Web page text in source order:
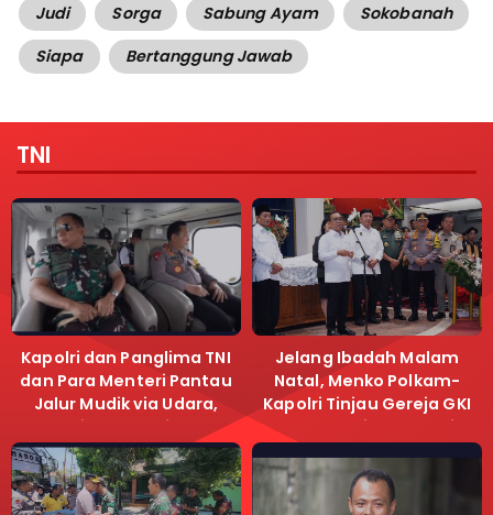
Judi Sorga Sabung Ayam
Sokobanah
Siapa
Bertanggung Jawab
TNI
Kapolri dan Panglima TNI
dan Para Menteri Pantau
Jalur Mudik via Udara,
Pastikan Lalu Lintas
Lancar
Jelang Ibadah Malam
Natal, Menko Polkam-
Kapolri Tinjau Gereja GKI
Samanhudi dan Gereja